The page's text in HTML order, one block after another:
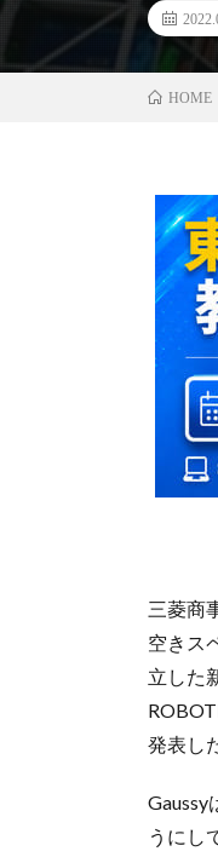
HOME
三菱商
空きス
立した
発表し
Gaussy
うにし